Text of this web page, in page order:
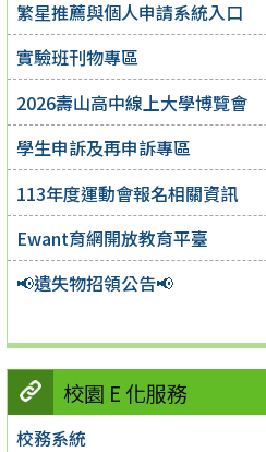
繁星推薦與個人申請系統入口
實驗班刊物專區
2026壽山高中線上大學博覽會
學生申訴及再申訴專區
113年度運動會報名相關資訊
Ewant育網開放教育平臺
📢遺失物招領公告📢
校園 E 化服務
校務系統